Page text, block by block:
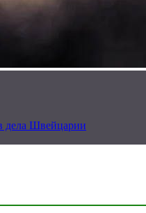
дела Швейцарии